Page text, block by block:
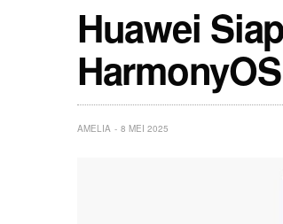
Huawei
AMELIA 8 MEI 2025